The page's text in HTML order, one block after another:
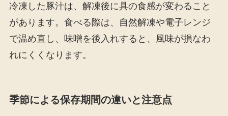
冷凍した豚汁は、解凍後に具の食感が変わること
があります。食べる際は、自然解凍や電子レンジ
で温め直し、味噌を後入れすると、風味が損なわ
れにくくなります。
季節による保存期間の違いと注意点